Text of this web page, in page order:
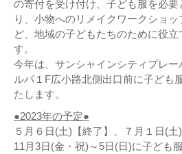
の寄付を受け付け、子ども服を必要
り、小物へのリメイクワークショ
ど、地域の子どもたちのために役
す。
今年は、サンシャインシティプレ
ルパ１F広小路北側出口前に子ども
たします。
●2023年の予定●
５月６日(土)【終了】、７月１日(土
11月3日(金・祝)～5日(日)に子ども